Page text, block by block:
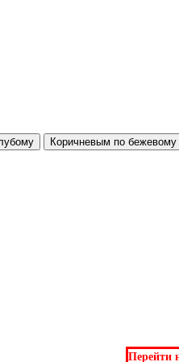
Коричневым по бежевому
Перейти